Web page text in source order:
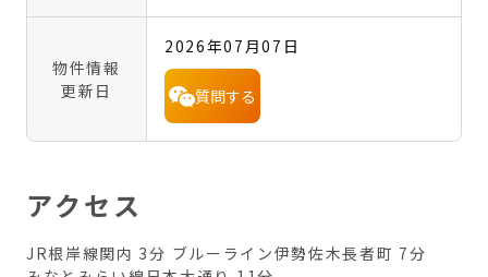
物件情報
更新日
2026年07月07日
質問する
アクセス
JR根岸線関内 3分 ブルーライン伊勢佐木長者町 7分